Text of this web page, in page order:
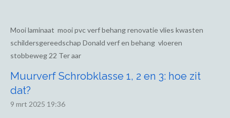
Mooi laminaat mooi pvc verf behang renovatie vlies kwasten
schildersgereedschap Donald verf en behang vloeren
stobbeweg 22 Ter aar
Muurverf Schrobklasse 1, 2 en 3: hoe zit
dat?
9 mrt 2025 19:36